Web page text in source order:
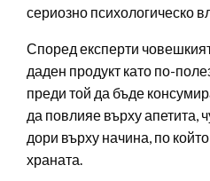
сериозно психологическо
Според експерти
даден продукт като по-
преди той да бъде
да повлияе върху апетита,
дори върху начина, по
храната.